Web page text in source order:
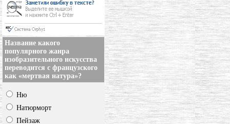
Название какого
популярного жанра
изобразительного искусства
переводится с французского
как «мертвая натура»?
Ню
Натюрморт
Пейзаж